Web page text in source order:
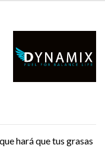
hará que tus grasas